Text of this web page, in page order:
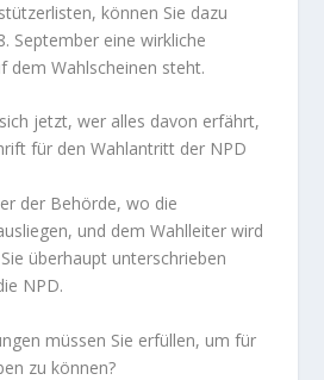
können Sie dazu
September eine wirkliche
dem Wahlscheinen steht.
jetzt, wer alles davon erfährt,
für den Wahlantritt der NPD
der Behörde, wo die
und dem Wahlleiter wird
überhaupt unterschrieben
NPD.
müssen Sie erfüllen, um für
zu können?